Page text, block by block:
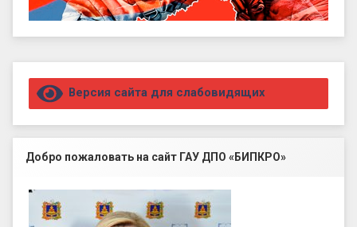
Правый сайдбар
Версия сайта для слабовидящих
Добро пожаловать на сайт ГАУ ДПО «БИПКРО»